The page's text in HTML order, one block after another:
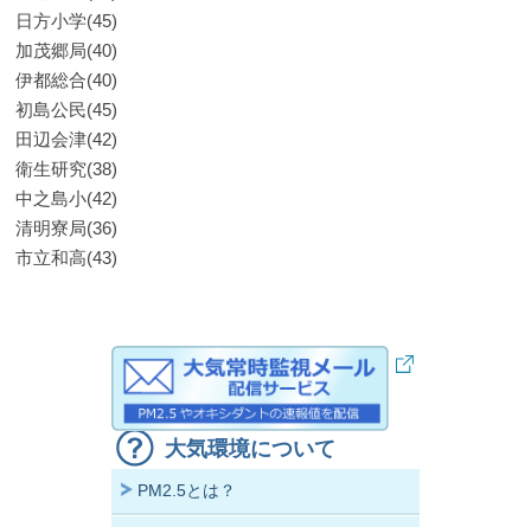
日方小学(45)
加茂郷局(40)
伊都総合(40)
初島公民(45)
田辺会津(42)
衛生研究(38)
中之島小(42)
清明寮局(36)
市立和高(43)
大気環境について
PM2.5とは？